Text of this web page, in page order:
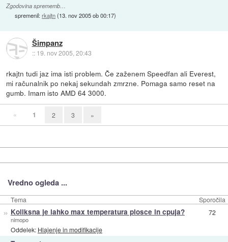
Zgodovina sprememb…
spremenil:rkajtn(13. nov 2005 ob 00:17)
Šimpanz
:: 19. nov 2005, 20:43
rkajtn tudi jaz ima isti problem. Če zaženem Speedfan ali Everest,
mi računalnik po nekaj sekundah zmrzne. Pomaga samo reset na
gumb. Imam isto AMD 64 3000.
« 1 2 3 »
Vredno ogleda ...
Tema Sporočila
» Koliksna je lahko max temperatura plosce in cpuja?
nimopo
Oddelek: Hlajenje in modifikacije
72